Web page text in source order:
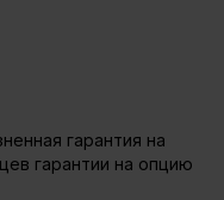
гарантия на
гарантии на опцию